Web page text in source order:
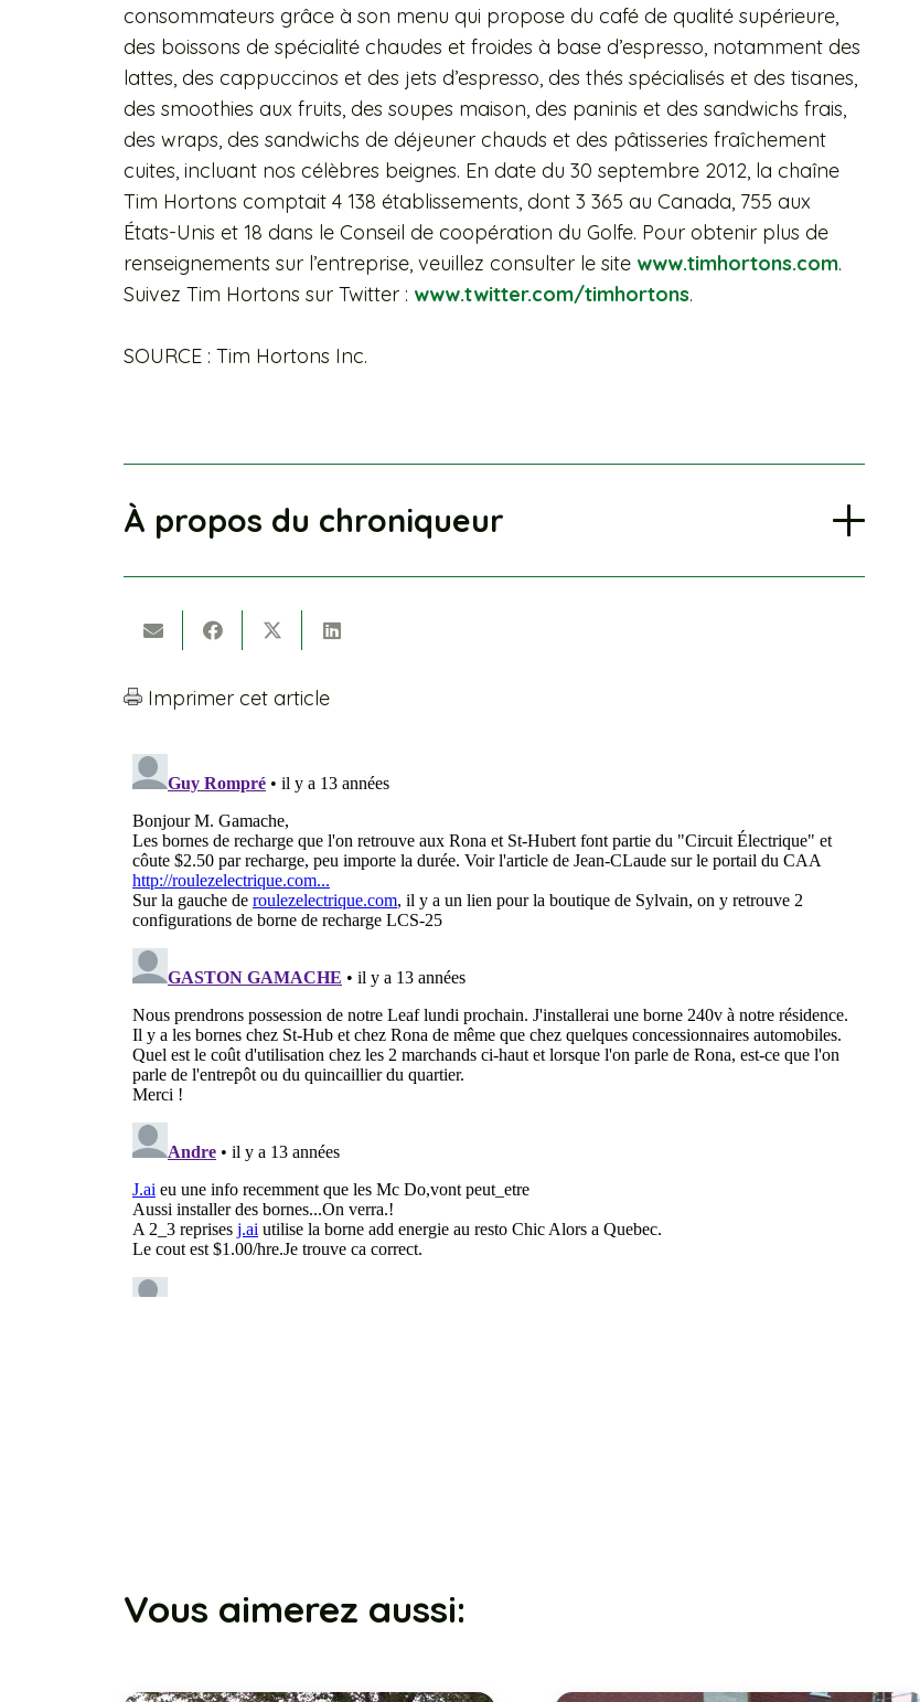
consommateurs grâce à son menu qui propose du café de qualité supérieure,
des boissons de spécialité chaudes et froides à base d’espresso, notamment des
lattes, des cappuccinos et des jets d’espresso, des thés spécialisés et des tisanes,
des smoothies aux fruits, des soupes maison, des paninis et des sandwichs frais,
des wraps, des sandwichs de déjeuner chauds et des pâtisseries fraîchement
cuites, incluant nos célèbres beignes. En date du 30 septembre 2012, la chaîne
Tim Hortons comptait 4 138 établissements, dont 3 365 au Canada, 755 aux
États-Unis et 18 dans le Conseil de coopération du Golfe. Pour obtenir plus de
renseignements sur l’entreprise, veuillez consulter le site www.timhortons.com.
Suivez Tim Hortons sur Twitter : www.twitter.com/timhortons.
SOURCE : Tim Hortons Inc.
À propos du chroniqueur
Imprimer cet article
Vous aimerez aussi: